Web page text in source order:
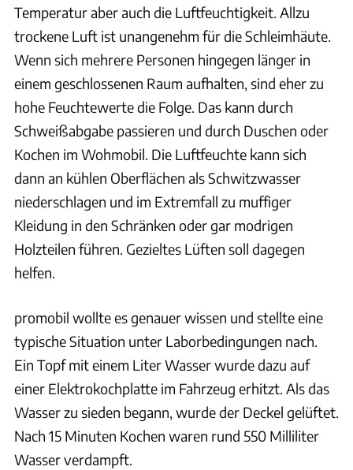
Temperatur aber auch die Luftfeuchtigkeit. Allzu
trockene Luft ist unangenehm für die Schleimhäute.
Wenn sich mehrere Personen hingegen länger in
einem geschlossenen Raum aufhalten, sind eher zu
hohe Feuchtewerte die Folge. Das kann durch
Schweißabgabe passieren und durch Duschen oder
Kochen im Wohmobil. Die Luftfeuchte kann sich
dann an kühlen Oberflächen als Schwitzwasser
niederschlagen und im Extremfall zu muffiger
Kleidung in den Schränken oder gar modrigen
Holzteilen führen. Gezieltes Lüften soll dagegen
helfen.
promobil wollte es genauer wissen und stellte eine
typische Situation unter Laborbedingungen nach.
Ein Topf mit einem Liter Wasser wurde dazu auf
einer Elektrokochplatte im Fahrzeug erhitzt. Als das
Wasser zu sieden begann, wurde der Deckel gelüftet.
Nach 15 Minuten Kochen waren rund 550 Milliliter
Wasser verdampft.